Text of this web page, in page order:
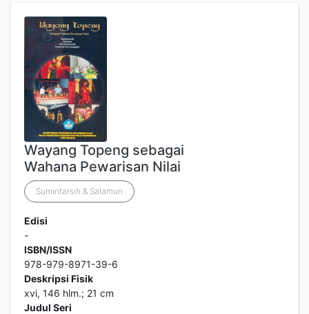
Wayang Topeng sebagai
Wahana Pewarisan Nilai
Sumintarsih & Salamun
Edisi
-
ISBN/ISSN
978-979-8971-39-6
Deskripsi Fisik
xvi, 146 hlm.; 21 cm
Judul Seri